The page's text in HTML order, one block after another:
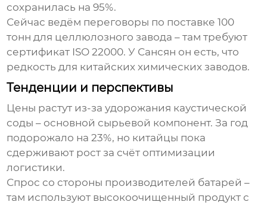
сохранилась на 95%.
Сейчас ведём переговоры по поставке 100
тонн для целлюлозного завода – там требуют
сертификат ISO 22000. У Сансян он есть, что
редкость для китайских химических заводов.
Тенденции и перспективы
Цены растут из-за удорожания каустической
соды – основной сырьевой компонент. За год
подорожало на 23%, но китайцы пока
сдерживают рост за счёт оптимизации
логистики.
Спрос со стороны производителей батарей –
там используют высокоочищенный продукт с